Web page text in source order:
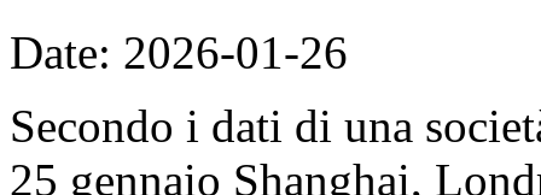
Date: 2026-01-26
Secondo i dati di una
25 gennaio Shanghai,